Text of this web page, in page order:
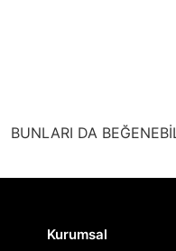
BUNLARI DA
Kurumsal